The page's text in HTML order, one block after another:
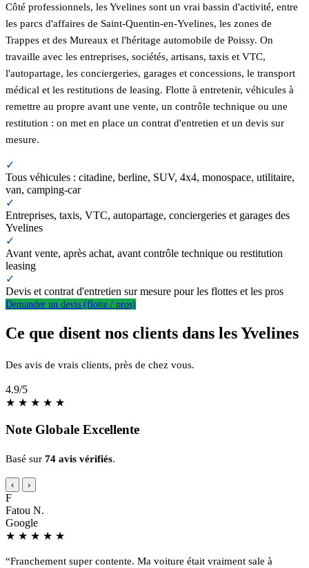
Côté professionnels, les Yvelines sont un vrai bassin d'activité, entre
les parcs d'affaires de Saint-Quentin-en-Yvelines, les zones de
Trappes et des Mureaux et l'héritage automobile de Poissy. On
travaille avec les entreprises, sociétés, artisans, taxis et VTC,
l'autopartage, les conciergeries, garages et concessions, le transport
médical et les restitutions de leasing. Flotte à entretenir, véhicules à
remettre au propre avant une vente, un contrôle technique ou une
restitution : on met en place un contrat d'entretien et un devis sur
mesure.
✓
Tous véhicules : citadine, berline, SUV, 4x4, monospace, utilitaire,
van, camping-car
✓
Entreprises, taxis, VTC, autopartage, conciergeries et garages des
Yvelines
✓
Avant vente, après achat, avant contrôle technique ou restitution
leasing
✓
Devis et contrat d'entretien sur mesure pour les flottes et les pros
Demander un devis (flotte / pros)
Ce que disent nos clients dans les Yvelines
Des avis de vrais clients, près de chez vous.
4.9/5
★ ★ ★ ★ ★
Note Globale Excellente
Basé sur 74 avis vérifiés.
‹ ›
F
Fatou N.
Google
★ ★ ★ ★ ★
“Franchement super contente. Ma voiture était vraiment sale à